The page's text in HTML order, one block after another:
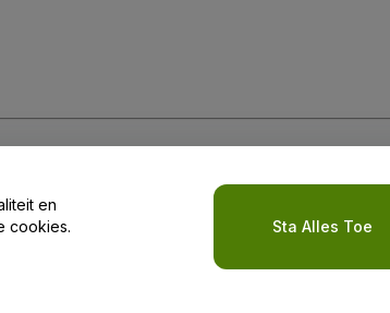
privacybeleid voor mobiel
en
cookies.
Sta Alles Toe